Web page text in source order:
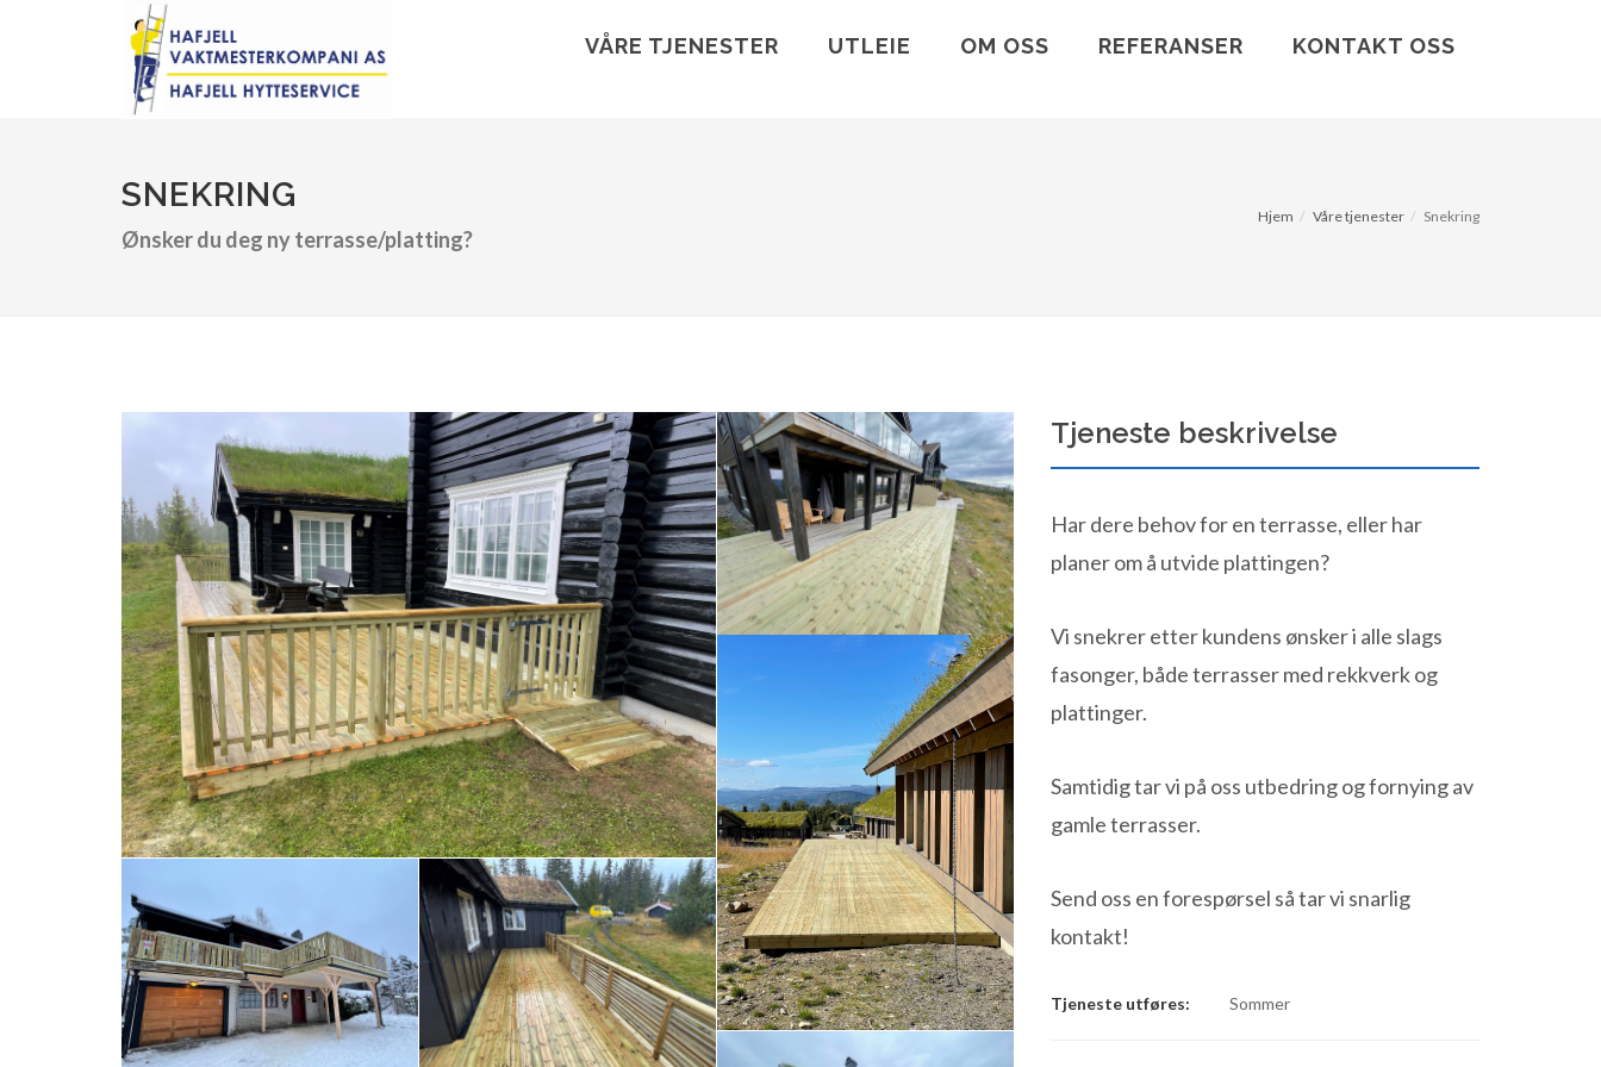
VÅRE TJENESTER UTLEIE OM OSS REFERANSER KONTAKT OSS
SNEKRING
Ønsker du deg ny terrasse/platting?
Hjem Våre tjenester Snekring
Tjeneste beskrivelse
Har dere behov for en terrasse, eller har
planer om å utvide plattingen?
Vi snekrer etter kundens ønsker i alle slags
fasonger, både terrasser med rekkverk og
plattinger.
Samtidig tar vi på oss utbedring og fornying av
gamle terrasser.
Send oss en forespørsel så tar vi snarlig
kontakt!
Tjeneste utføres: Sommer